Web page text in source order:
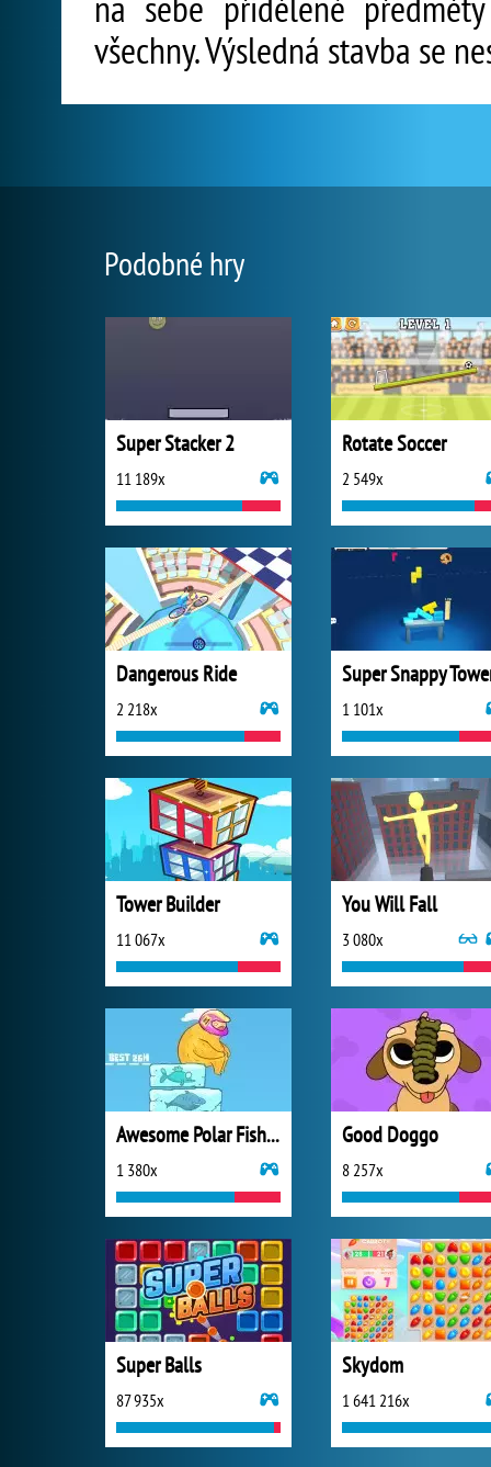
všechny. Výsledná stavba se
Podobné hry
Super Stacker 2
11 189x
Rotate Soccer
2 549x
Dangerous Ride
2 218x
Super Snappy
1 101x
Tower Builder
11 067x
You Will Fall
3 080x
Awesome Polar Fishing
1 380x
Good Doggo
8 257x
Super Balls
87 935x
Skydom
1 641 216x